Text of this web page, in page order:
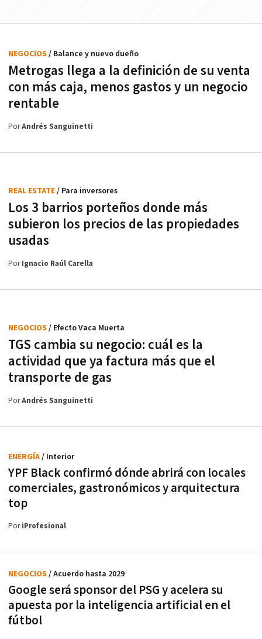
Metrogas llega a la definición de su venta
con más caja, menos gastos y un negocio
rentable
NEGOCIOS / Balance y nuevo dueño
PorAndrés Sanguinetti
Los 3 barrios porteños donde más
subieron los precios de las propiedades
usadas
REAL ESTATE/ Para inversores
PorIgnacio Raúl Carella
TGS cambia su negocio: cuál es la
actividad que ya factura más que el
transporte de gas
NEGOCIOS / Efecto Vaca Muerta
PorAndrés Sanguinetti
YPF Black confirmó dónde abrirá con locales
comerciales, gastronómicos y arquitectura
top
ENERGÍA/ Interior
PoriProfesional
Google será sponsor del PSG y acelera su
apuesta por la inteligencia artificial en el
fútbol
NEGOCIOS / Acuerdo hasta 2029